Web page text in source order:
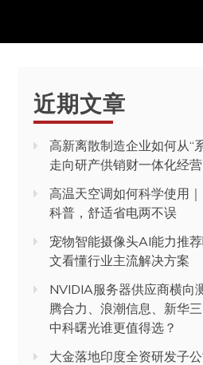
近期文章
高新离散制造企业如何从“
走向研产供销财一体化经营
高温天空调如何科学使用
科普，舒适省电两不误
宠物智能摄像头AI能力推
文看懂行业主流解决方案
NVIDIA服务器供应商横
腾合力、浪潮信息、新华三
中科曙光谁更值得选？
大金落地印度全资研发子